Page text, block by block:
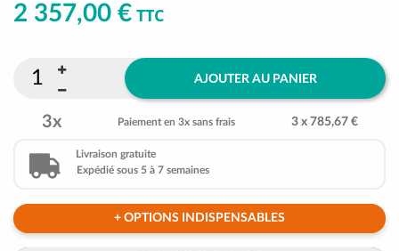
2 357,00 € TTC
AJOUTER AU PANIER
3x Paiement en 3x sans frais 3 x 785,67 €
Livraison gratuite
Expédié sous 5 à 7 semaines
+ OPTIONS INDISPENSABLES